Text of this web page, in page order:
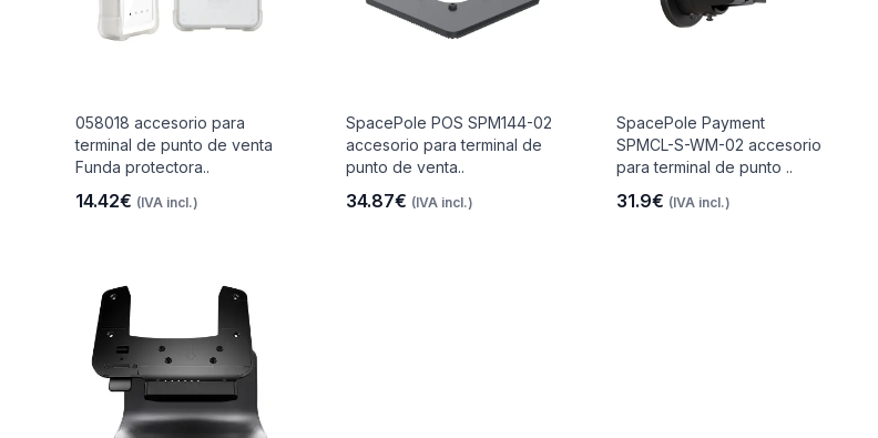
058018 accesorio para
terminal de punto de venta
Funda protectora..
14.42€ (IVA incl.)
SpacePole POS SPM144-02
accesorio para terminal de
punto de venta..
34.87€ (IVA incl.)
SpacePole Payment
SPMCL-S-WM-02 accesorio
para terminal de punto ..
31.9€ (IVA incl.)